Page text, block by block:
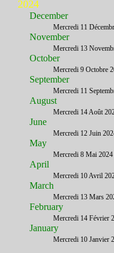
2024
December
Mercredi 11
November
Mercredi 13
October
Mercredi 9 Octobre
September
Mercredi 11
August
Mercredi 14 Août
June
Mercredi 12 Juin
May
Mercredi 8 Mai 2024
April
Mercredi 10 Avril
March
Mercredi 13 Mars
February
Mercredi 14 Février
January
Mercredi 10 Janvier